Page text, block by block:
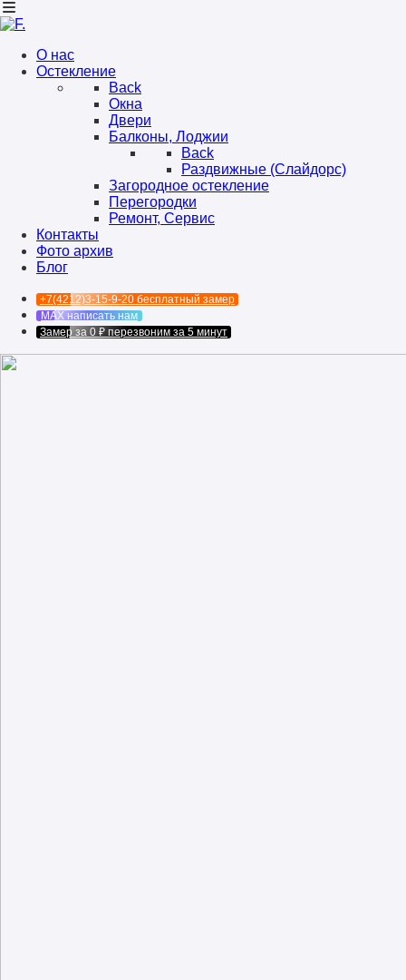
О нас
Остекление
Back
Окна
Двери
Балконы, Лоджии
Back
Раздвижные (Слайдорс)
Загородное остекление
Перегородки
Ремонт, Сервис
Контакты
Фото архив
Блог
+7(4212)3-15-9-20 бесплатный замер
MAX написать нам
Замер за 0 ₽ перезвоним за 5 минут